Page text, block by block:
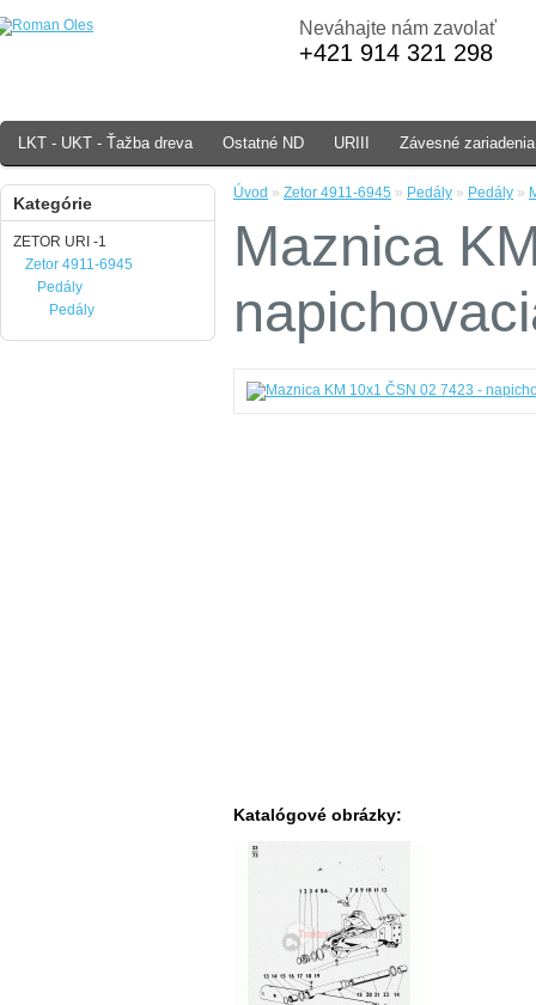
Neváhajte nám zavolať
+421 914 321 298
LKT - UKT - Ťažba dreva Ostatné ND URIII Závesné zariadenia
Kategórie
ZETOR URI -1
Zetor 4911-6945
Pedály
Pedály
Úvod » Zetor 4911-6945 » Pedály » Pedály »
Maznica
Katalógové obrázky: